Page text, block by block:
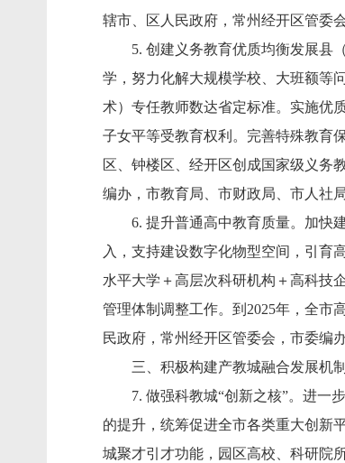
辖市、区人民政府，常州经开区管委
5. 创建义务教育优质均衡发展县（
学，努力化解大规模学校、大班额等
术）专任教师数达省定标准。实施优
子女平等受教育权利。完善特殊教育
区、钟楼区、经开区创成国家级义务
编办，市教育局、市财政局、市人社局
6. 提升普通高中教育质量。加快建
入，支持建设数字化物型空间，引育
水平大学＋高层次科研机构＋高科技
管理体制调整工作。到2025年，全市
民政府，常州经开区管委会，市委编
三、积极构建产教城融合发展机制
7. 做强科教城“创新之核”。进一步
的提升，统筹促进全市各类重大创新
城聚才引才功能，园区高校、科研院